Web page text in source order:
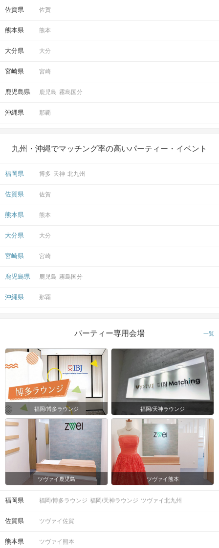
佐賀県 佐賀
熊本県 熊本
大分県 大分
宮崎県 宮崎
鹿児島県 鹿児島 霧島国分
沖縄県 那覇
九州・沖縄でマッチング率の高いパーティー・イベント
福岡県 博多 天神 北九州
佐賀県 佐賀
熊本県 熊本
大分県 大分
宮崎県 宮崎
鹿児島県 鹿児島 霧島国分
沖縄県 那覇
パーティー専用会場 一覧
福岡/博多ラウンジ 福岡/天神ラウンジ
ツヴァイ鹿児島 ツヴァイ熊本
福岡県 福岡/博多ラウンジ 福岡/天神ラウンジ ツヴァイ北九州
佐賀県 ツヴァイ佐賀
熊本県 ツヴァイ熊本